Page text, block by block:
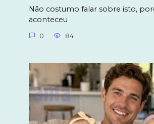
Não costumo falar sobre isto,
aconteceu
0 84